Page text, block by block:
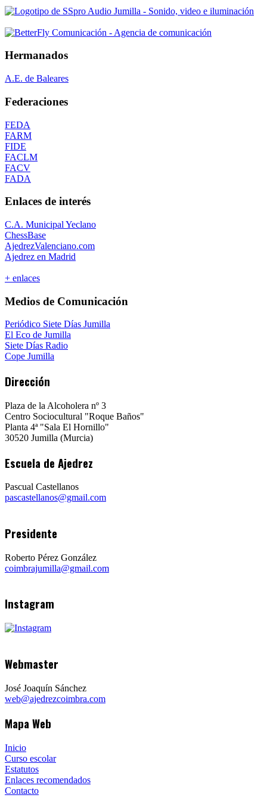
Hermanados
A.E. de Baleares
Federaciones
FEDA
FARM
FIDE
FACLM
FACV
FADA
Enlaces de interés
C.A. Municipal Yeclano
ChessBase
AjedrezValenciano.com
Ajedrez en Madrid
+ enlaces
Medios de Comunicación
Periódico Siete Días Jumilla
El Eco de Jumilla
Siete Días Radio
Cope Jumilla
Dirección
Plaza de la Alcoholera nº 3
Centro Sociocultural "Roque Baños"
Planta 4ª "Sala El Hornillo"
30520 Jumilla (Murcia)
Escuela de Ajedrez
Pascual Castellanos
pascastellanos@gmail.com
Presidente
Roberto Pérez González
coimbrajumilla@gmail.com
Instagram
Webmaster
José Joaquín Sánchez
web@ajedrezcoimbra.com
Mapa Web
Inicio
Curso escolar
Estatutos
Enlaces recomendados
Contacto